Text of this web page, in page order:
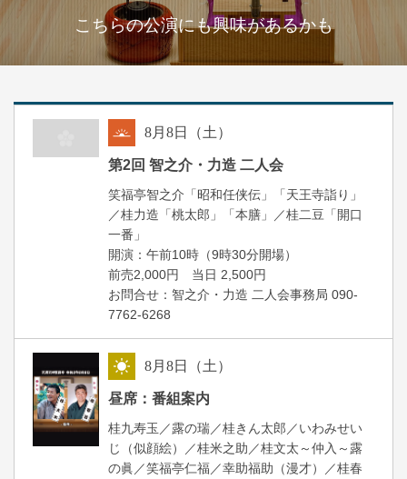
こちらの公演にも興味があるかも
8月8日（土）
第2回 智之介・力造 二人会
笑福亭智之介「昭和任侠伝」「天王寺詣り」
／桂力造「桃太郎」「本膳」／桂二豆「開口
一番」
開演：午前10時（9時30分開場）
前売2,000円 当日 2,500円
お問合せ：智之介・力造 二人会事務局 090-
7762-6268
8月8日（土）
昼席：番組案内
桂九寿玉／露の瑞／桂きん太郎／いわみせい
じ（似顔絵）／桂米之助／桂文太～仲入～露
の眞／笑福亭仁福／幸助福助（漫才）／桂春